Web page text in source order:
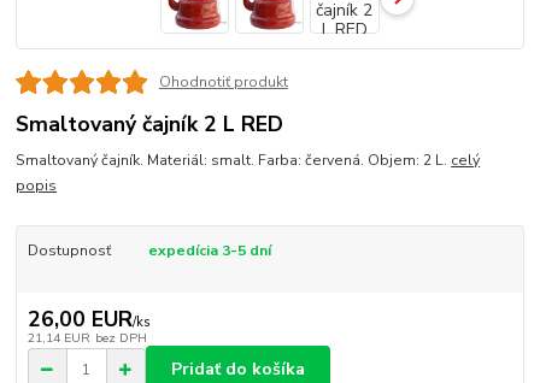
Ohodnotiť produkt
Smaltovaný čajník 2 L RED
Smaltovaný čajník. Materiál: smalt. Farba: červená. Objem: 2 L. celý
popis
Dostupnosť expedícia 3-5 dní
26,00 EUR/ks
21,14 EUR bez DPH
Pridať do košíka